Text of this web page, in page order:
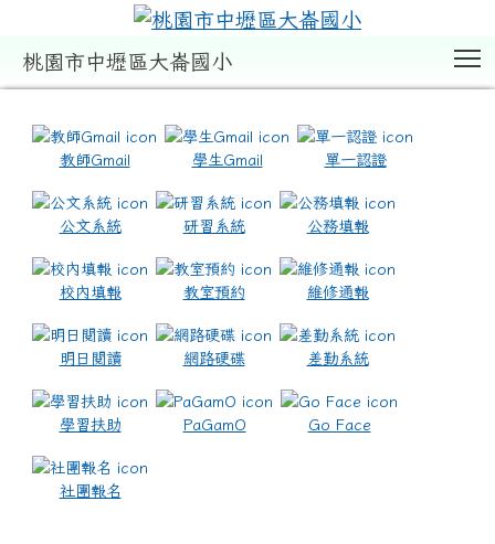
桃園市中壢區大崙國小
教師Gmail 學生Gmail 單一認證
公文系統 研習系統 公務填報
校內填報 教室預約 維修通報
明日閱讀 網路硬碟 差勤系統
學習扶助 PaGamO Go Face
社團報名